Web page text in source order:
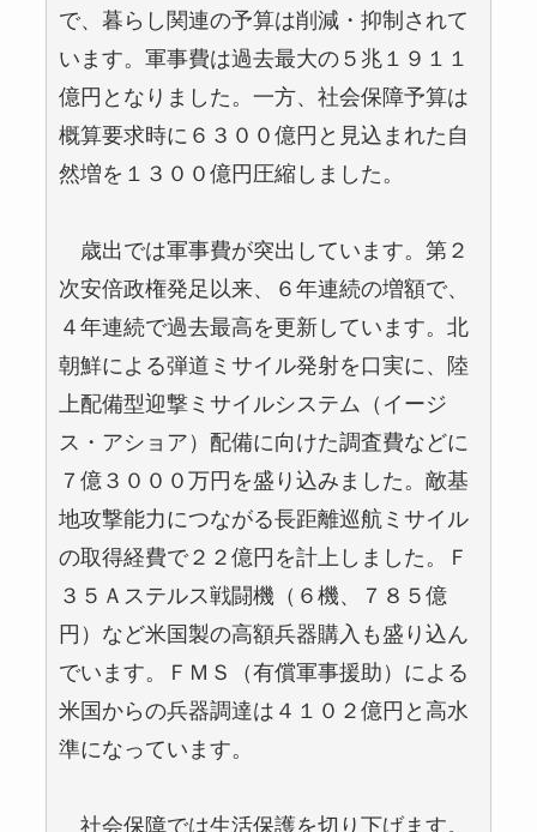
で、暮らし関連の予算は削減・抑制されて
います。軍事費は過去最大の５兆１９１１
億円となりました。一方、社会保障予算は
概算要求時に６３００億円と見込まれた自
然増を１３００億円圧縮しました。
歳出では軍事費が突出しています。第２
次安倍政権発足以来、６年連続の増額で、
４年連続で過去最高を更新しています。北
朝鮮による弾道ミサイル発射を口実に、陸
上配備型迎撃ミサイルシステム（イージ
ス・アショア）配備に向けた調査費などに
７億３０００万円を盛り込みました。敵基
地攻撃能力につながる長距離巡航ミサイル
の取得経費で２２億円を計上しました。Ｆ
３５Ａステルス戦闘機（６機、７８５億
円）など米国製の高額兵器購入も盛り込ん
でいます。ＦＭＳ（有償軍事援助）による
米国からの兵器調達は４１０２億円と高水
準になっています。
社会保障では生活保護を切り下げます。